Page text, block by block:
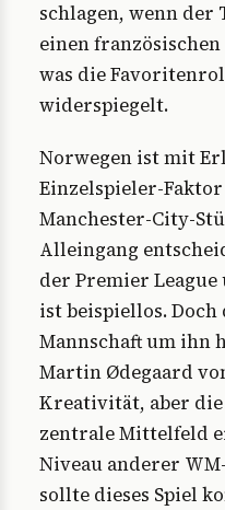
schlagen, wenn der
einen französischen
was die
widerspiegelt.
Norwegen ist mit
Einzelspieler-
Manchester-City-
Alleingang
der Premier League
ist beispiellos.
Mannschaft um
Martin Ødegaard
Kreativität, aber die
zentrale Mittelfeld
Niveau anderer
sollte dieses Spiel